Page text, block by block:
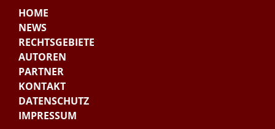
HOME
NEWS
RECHTSGEBIETE
AUTOREN
PARTNER
KONTAKT
DATENSCHUTZ
IMPRESSUM